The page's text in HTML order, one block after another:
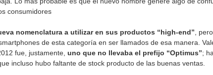
consumidores
nomenclatura a utilizar en sus productos “high-end” ,
de esta categoría en ser llamados de esa manera.
fue, justamente, uno que no llevaba el prefijo “Optimus”;
incluso hubo faltante de stock producto de las buenas ventas.